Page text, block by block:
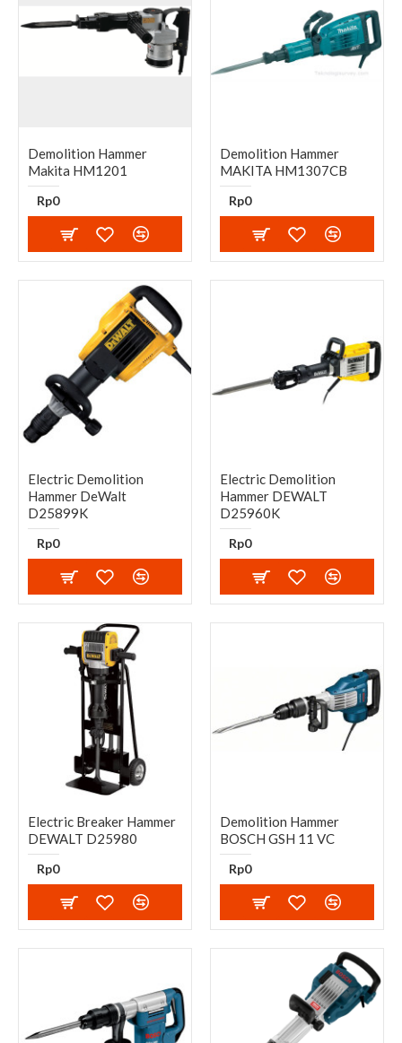
Demolition Hammer
Makita HM1201​
Rp0
Demolition Hammer
MAKITA HM1307CB
Rp0
Electric Demolition
Hammer DeWalt
D25899K
Rp0
Electric Demolition
Hammer DEWALT
D25960K
Rp0
Electric Breaker Hammer
DEWALT D25980
Rp0
Demolition Hammer
BOSCH GSH 11 VC
Rp0